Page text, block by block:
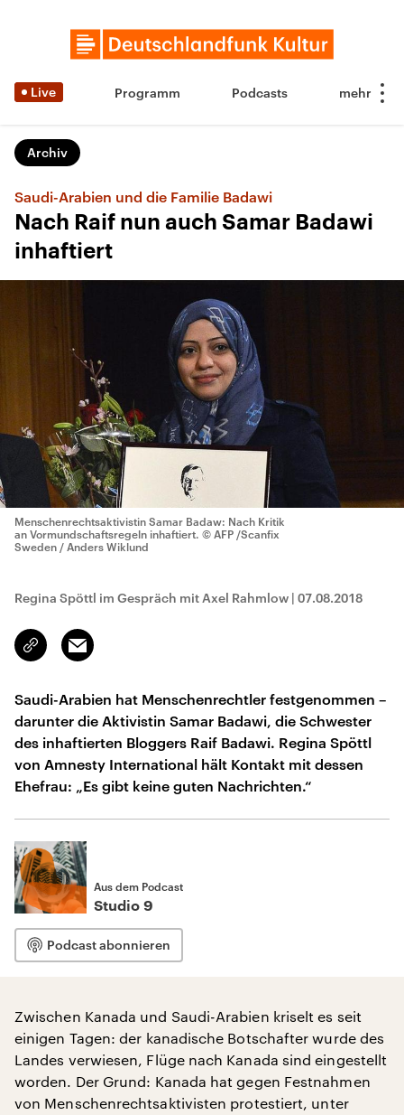
Live Programm Podcasts
Archiv
Saudi-Arabien und die Familie Badawi
Nach Raif nun auch Samar Badawi
inhaftiert
Menschenrechtsaktivistin Samar Badaw: Nach Kritik
an Vormundschaftsregeln inhaftiert. © AFP /Scanfix
Sweden / Anders Wiklund
Regina Spöttl im Gespräch mit Axel Rahmlow | 07.08.2018
Link
kopieren/teilen
Email
Saudi-Arabien hat Menschenrechtler festgenommen –
darunter die Aktivistin Samar Badawi, die Schwester
des inhaftierten Bloggers Raif Badawi. Regina Spöttl
von Amnesty International hält Kontakt mit dessen
Ehefrau: „Es gibt keine guten Nachrichten.“
Aus dem Podcast
Studio 9
Podcast abonnieren
Zwischen Kanada und Saudi-Arabien kriselt es seit
einigen Tagen: der kanadische Botschafter wurde des
Landes verwiesen, Flüge nach Kanada sind eingestellt
worden. Der Grund: Kanada hat gegen Festnahmen
von Menschenrechtsaktivisten protestiert, unter